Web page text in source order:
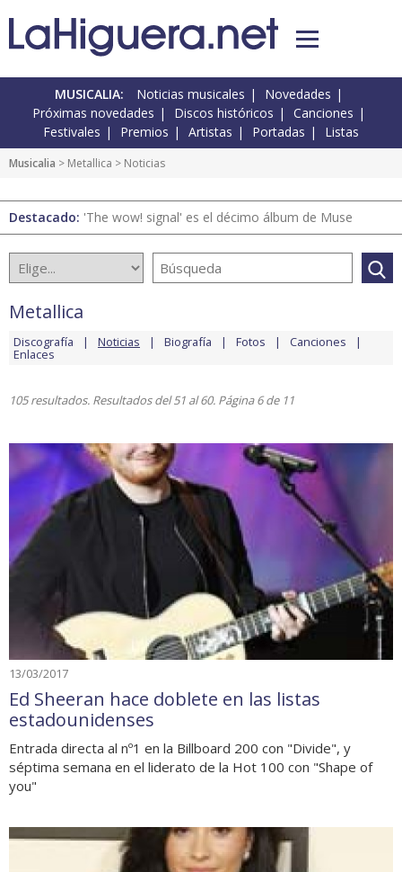
MUSICALIA: Noticias musicales
Novedades
Próximas novedades
Discos históricos
Canciones
Festivales
Premios Artistas Portadas Listas
Musicalia > Metallica > Noticias
Destacado: 'The wow! signal' es el décimo álbum de Muse
Metallica
Discografía Noticias Biografía Fotos Canciones
Enlaces
105 resultados. Resultados del 51 al 60. Página 6 de 11
13/03/2017
Ed Sheeran hace doblete en las listas
estadounidenses
Entrada directa al nº1 en la Billboard 200 con "Divide", y
séptima semana en el liderato de la Hot 100 con "Shape of
you"